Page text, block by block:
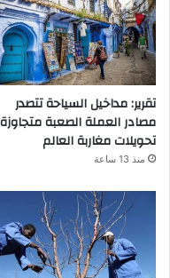
تقرير: مداخيل السياحة تتصدر
مصادر العملة الصعبة متجاوزة
تحويلات مغاربة العالم
منذ 13 ساعة